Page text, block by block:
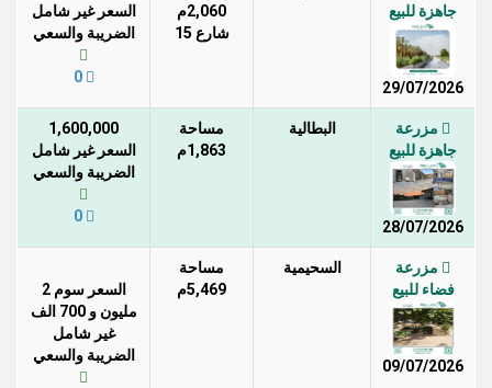
جاهزة للبيع
29/07/2026
2,060م
شارع 15
السعر غير شامل
الضريبة والسعي
0
مزرعة
جاهزة للبيع
28/07/2026
البطالية
مساحة
1,863م
1,600,000
السعر غير شامل
الضريبة والسعي
0
مزرعة
فضاء للبيع
09/07/2026
السحيمية
مساحة
5,469م
السعر سوم 2
مليون و 700 الف
غير شامل
الضريبة والسعي